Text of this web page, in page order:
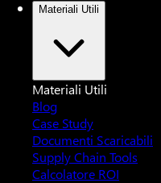
Materiali Utili
Materiali Utili
Blog
Case Study
Documenti Scaricabili
Supply Chain Tools
Calcolatore ROI